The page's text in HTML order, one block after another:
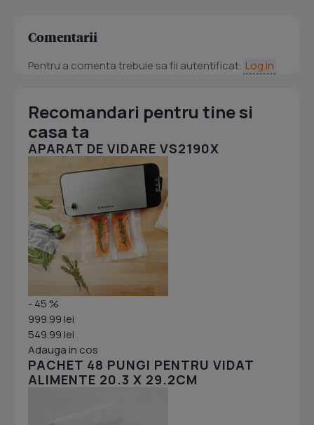
Comentarii
Pentru a comenta trebuie sa fii autentificat. Log in
Recomandari pentru tine si
casa ta
APARAT DE VIDARE VS2190X
- 45 %
999.99 lei
549.99 lei
Adauga in cos
PACHET 48 PUNGI PENTRU VIDAT
ALIMENTE 20.3 X 29.2CM